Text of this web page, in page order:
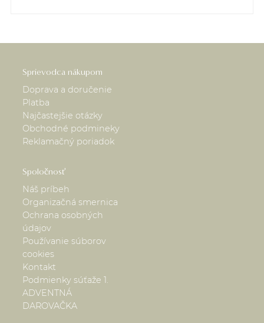
Sprievodca nákupom
Doprava a doručenie
Platba
Najčastejšie otázky
Obchodné podmineky
Reklamačný poriadok
Spoločnosť
Náš príbeh
Organizačná smernica
Ochrana osobných
údajov
Používanie súborov
cookies
Kontakt
Podmienky súťaže 1.
ADVENTNÁ
DAROVAČKA